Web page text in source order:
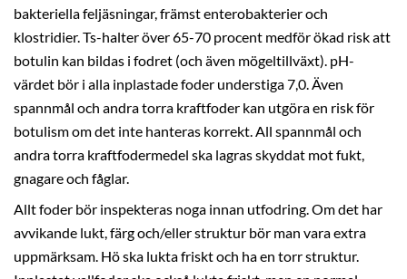
bakteriella feljäsningar, främst enterobakterier och
klostridier. Ts-halter över 65-70 procent medför ökad risk att
botulin kan bildas i fodret (och även mögeltillväxt). pH-
värdet bör i alla inplastade foder understiga 7,0. Även
spannmål och andra torra kraftfoder kan utgöra en risk för
botulism om det inte hanteras korrekt. All spannmål och
andra torra kraftfodermedel ska lagras skyddat mot fukt,
gnagare och fåglar.
Allt foder bör inspekteras noga innan utfodring. Om det har
avvikande lukt, färg och/eller struktur bör man vara extra
uppmärksam. Hö ska lukta friskt och ha en torr struktur.